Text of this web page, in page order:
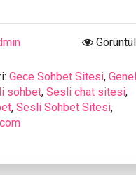
Gece Sohbet Sitesi, Genel
sohbet, Sesli chat sitesi,
, Sesli Sohbet Sitesi,